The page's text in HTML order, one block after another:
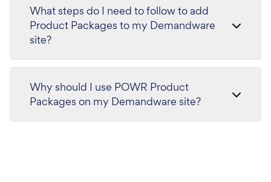
What steps do I need to follow to add
Product Packages to my Demandware
site?
Why should I use POWR Product
Packages on my Demandware site?